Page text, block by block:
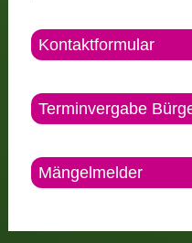
Kontaktformular
Terminvergabe
Mängelmelder